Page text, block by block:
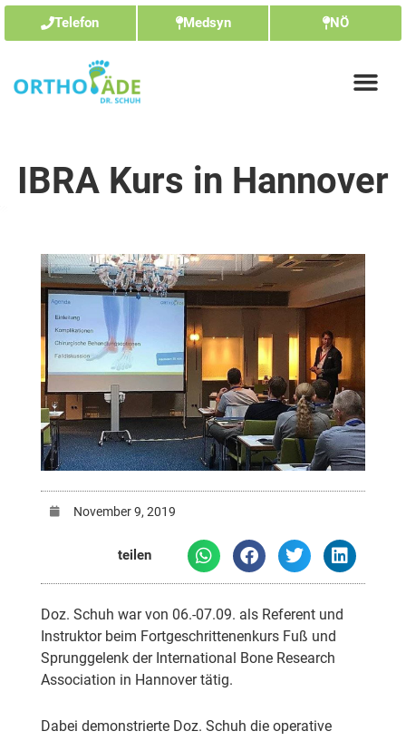
Telefon Medsyn NÖ
IBRA Kurs in Hannover
November 9, 2019
teilen
Doz. Schuh war von 06.-07.09. als Referent und
Instruktor beim Fortgeschrittenenkurs Fuß und
Sprunggelenk der International Bone Research
Association in Hannover tätig.
Dabei demonstrierte Doz. Schuh die operative